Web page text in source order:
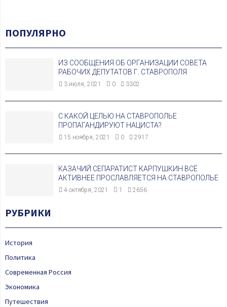
ПОПУЛЯРНО
ИЗ СООБЩЕНИЯ ОБ ОРГАНИЗАЦИИ СОВЕТА
РАБОЧИХ ДЕПУТАТОВ Г. СТАВРОПОЛЯ
3 июля, 2021 0 3302
С КАКОЙ ЦЕЛЬЮ НА СТАВРОПОЛЬЕ
ПРОПАГАНДИРУЮТ НАЦИСТА?
15 ноября, 2021 0 2917
КАЗАЧИЙ СЕПАРАТИСТ КАРПУШКИН ВСЁ
АКТИВНЕЕ ПРОСЛАВЛЯЕТСЯ НА СТАВРОПОЛЬЕ
4 октября, 2021 1 2656
РУБРИКИ
История
Политика
Современная Россия
Экономика
Путешествия